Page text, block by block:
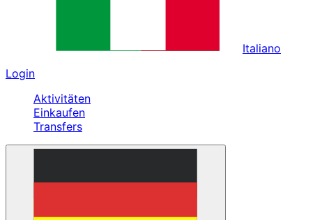
Italiano
Login
Aktivitäten
Einkaufen
Transfers